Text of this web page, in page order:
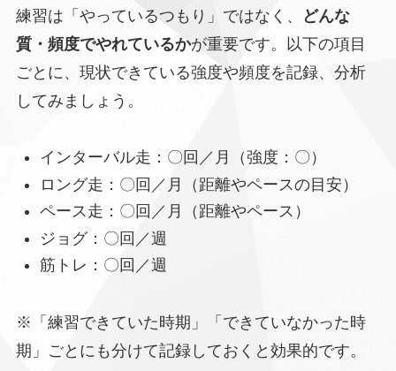
練習は「やっているつもり」ではなく、
どんな
質・頻度でやれているかが重要です。以下の項目
ごとに、現状できている強度や頻度を記録、分析
してみましょう。
インターバル走：〇回／月（強度：〇）
ロング走：〇回／月（距離やペースの目安）
ペース走：〇回／月（距離やペース）
ジョグ：〇回／週
筋トレ：〇回／週
※「練習できていた時期」「できていなかった時
期」ごとにも分けて記録しておくと効果的です。